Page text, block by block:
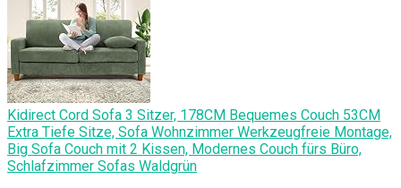
Kidirect Cord Sofa 3 Sitzer, 178CM Bequemes Couch 53CM
Extra Tiefe Sitze, Sofa Wohnzimmer Werkzeugfreie Montage,
Big Sofa Couch mit 2 Kissen, Modernes Couch fürs Büro,
Schlafzimmer Sofas Waldgrün